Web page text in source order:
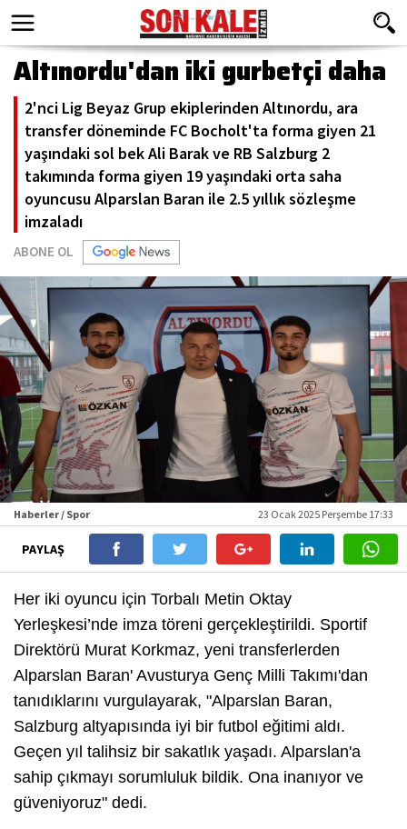
Altınordu'dan iki gurbetçi daha
2'nci Lig Beyaz Grup ekiplerinden Altınordu, ara
transfer döneminde FC Bocholt'ta forma giyen 21
yaşındaki sol bek Ali Barak ve RB Salzburg 2
takımında forma giyen 19 yaşındaki orta saha
oyuncusu Alparslan Baran ile 2.5 yıllık sözleşme
imzaladı
ABONE OL
Haberler / Spor 23 Ocak 2025 Perşembe 17:33
PAYLAŞ
Her iki oyuncu için Torbalı Metin Oktay
Yerleşkesi’nde imza töreni gerçekleştirildi. Sportif
Direktörü Murat Korkmaz, yeni transferlerden
Alparslan Baran' Avusturya Genç Milli Takımı'dan
tanıdıklarını vurgulayarak, "Alparslan Baran,
Salzburg altyapısında iyi bir futbol eğitimi aldı.
Geçen yıl talihsiz bir sakatlık yaşadı. Alparslan'a
sahip çıkmayı sorumluluk bildik. Ona inanıyor ve
güveniyoruz" dedi.